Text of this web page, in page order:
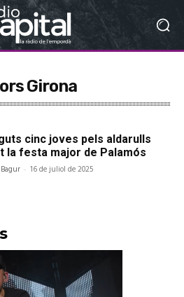
Girona
cinc joves pels aldarulls
la festa major de Palamós
- 16 de juliol de 2025